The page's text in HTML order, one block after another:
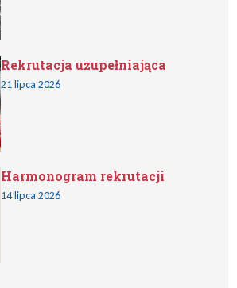
Rekrutacja uzupełniająca
21 lipca 2026
Harmonogram rekrutacji
14 lipca 2026